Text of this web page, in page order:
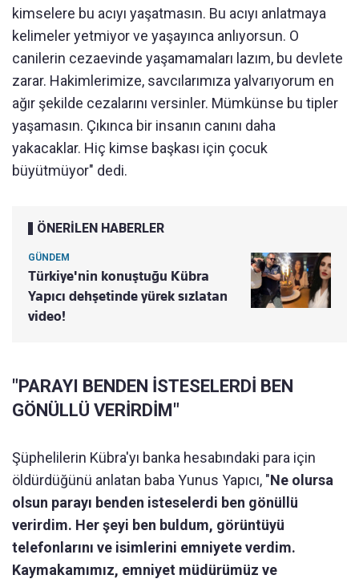
kimselere bu acıyı yaşatmasın. Bu acıyı anlatmaya
kelimeler yetmiyor ve yaşayınca anlıyorsun. O
canilerin cezaevinde yaşamamaları lazım, bu devlete
zarar. Hakimlerimize, savcılarımıza yalvarıyorum en
ağır şekilde cezalarını versinler. Mümkünse bu tipler
yaşamasın. Çıkınca bir insanın canını daha
yakacaklar. Hiç kimse başkası için çocuk
büyütmüyor" dedi.
ÖNERİLEN HABERLER
GÜNDEM
Türkiye'nin konuştuğu Kübra
Yapıcı dehşetinde yürek sızlatan
video!
"PARAYI BENDEN İSTESELERDİ BEN
GÖNÜLLÜ VERİRDİM"
Şüphelilerin Kübra'yı banka hesabındaki para için
öldürdüğünü anlatan baba Yunus Yapıcı, "Ne olursa
olsun parayı benden isteselerdi ben gönüllü
verirdim. Her şeyi ben buldum, görüntüyü
telefonlarını ve isimlerini emniyete verdim.
Kaymakamımız, emniyet müdürümüz ve